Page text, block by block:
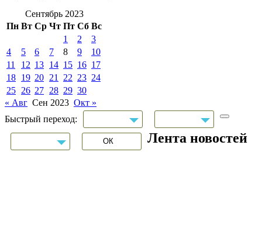
Сентябрь 2023
Пн Вт Ср Чт Пт Сб Вс
1
2
3
4
5 6 7 8 9
10
11
12 13 14 15 16 17
18 19 20 21 22 23 24
25 26 27 28 29 30
« Авг Сен 2023 Окт »
Быстрый переход:
Лента новостей